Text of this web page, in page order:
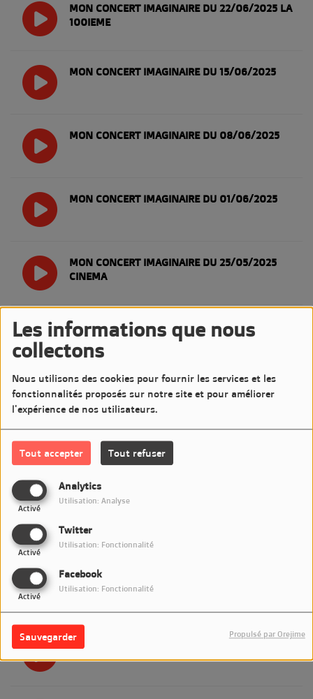
Les informations que nous
collectons
Nous utilisons des cookies pour fournir les services et les
fonctionnalités proposés sur notre site et pour améliorer
l'expérience de nos utilisateurs.
Tout accepter Tout refuser
Analytics
Activé
Utilisation: Analyse
Twitter
Activé
Utilisation: Fonctionnalité
Facebook
Activé
Utilisation: Fonctionnalité
Sauvegarder Propulsé par Orejime
MON CONCERT IMAGINAIRE DU 22/06/2025 LA
100IEME
MON CONCERT IMAGINAIRE DU 15/06/2025
MON CONCERT IMAGINAIRE DU 08/06/2025
MON CONCERT IMAGINAIRE DU 01/06/2025
MON CONCERT IMAGINAIRE DU 25/05/2025
CINEMA
MON CONCERT IMAGINAIRE DU 18/05/2025
MON CONCERT IMAGINAIRE DU 11/05/2025
MON CONCERT IMAGINAIRE DU 04/05/2025
MON CONCERT IMAGINAIRE DU 20/04/2025
MON CONCERT IMAGINAIRE DU 13/04/2025